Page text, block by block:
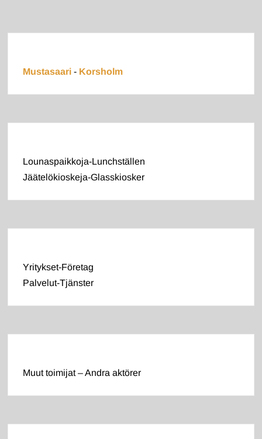
Mustasaari - Korsholm
Lounaspaikkoja-Lunchställen
Jäätelökioskeja-Glasskiosker
Yritykset-Företag
Palvelut-Tjänster
Muut toimijat – Andra aktörer